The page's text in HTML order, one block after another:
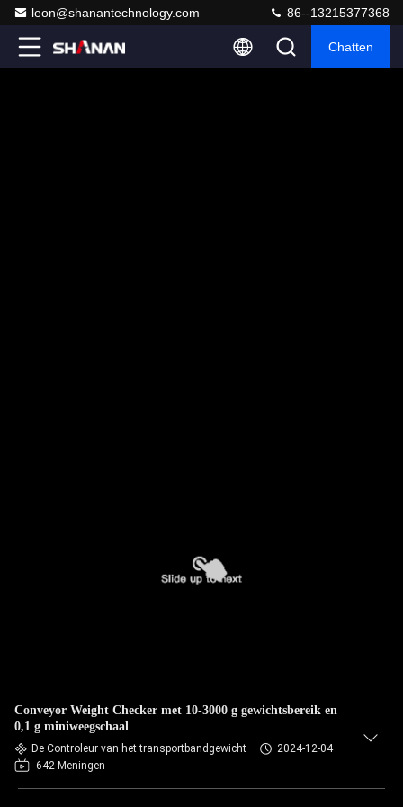
leon@shanantechnology.com 86--13215377368
Chatten
Conveyor Weight Checker met 10-3000 g gewichtsbereik en
0,1 g miniweegschaal
De Controleur van het transportbandgewicht
2024-12-04
642 Meningen